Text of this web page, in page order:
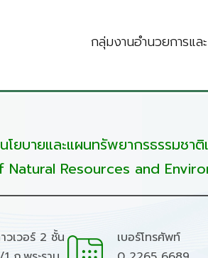
กลุ่มงานอำนวยการแ
โยบายและแผนทรัพยากรธรรมชา
Resources and
วเวอร์ 2 ชั้น
เบอร์โทรศัพท์